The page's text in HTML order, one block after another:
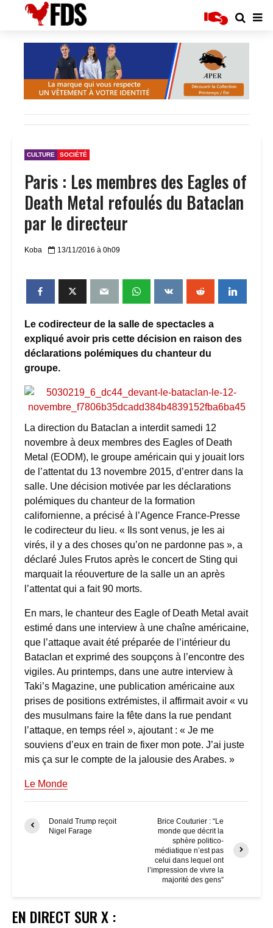
CULTURE SOCIÉTÉ
Paris : Les membres des Eagles of
Death Metal refoulés du Bataclan
par le directeur
Koba 13/11/2016 à 0h09
Le codirecteur de la salle de spectacles a
expliqué avoir pris cette décision en raison des
déclarations polémiques du chanteur du
groupe.
La direction du Bataclan a interdit samedi 12
novembre à deux membres des Eagles of Death
Metal (EODM), le groupe américain qui y jouait lors
de l’attentat du 13 novembre 2015, d’entrer dans la
salle. Une décision motivée par les déclarations
polémiques du chanteur de la formation
californienne, a précisé à l’Agence France-Presse
le codirecteur du lieu. « Ils sont venus, je les ai
virés, il y a des choses qu’on ne pardonne pas », a
déclaré Jules Frutos après le concert de Sting qui
marquait la réouverture de la salle un an après
l’attentat qui a fait 90 morts.
En mars, le chanteur des Eagle of Death Metal avait
estimé dans une interview à une chaîne américaine,
que l’attaque avait été préparée de l’intérieur du
Bataclan et exprimé des soupçons à l’encontre des
vigiles. Au printemps, dans une autre interview à
Taki’s Magazine, une publication américaine aux
prises de positions extrémistes, il affirmait avoir « vu
des musulmans faire la fête dans la rue pendant
l’attaque, en temps réel », ajoutant : « Je me
souviens d’eux en train de fixer mon pote. J’ai juste
mis ça sur le compte de la jalousie des Arabes. »
Le Monde
Donald Trump reçoit
Nigel Farage
Brice Couturier : “Le
monde que décrit la
sphère politico-
médiatique n’est pas
celui dans lequel ont
l’impression de vivre la
majorité des gens”
EN DIRECT SUR X :